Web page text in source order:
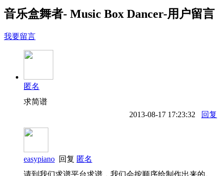
音乐盒舞者- Music Box Dancer-用户留言
我要留言
匿名
求简谱
2013-08-17 17:23:32
回复
easypiano 回复 匿名
请到我们求谱平台求谱，我们会按顺序给制作出来的。